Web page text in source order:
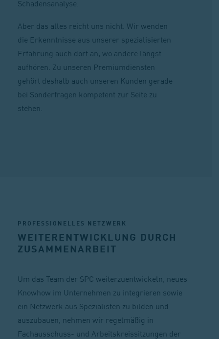
Schadensanalyse.
Aber das alles reicht uns nicht. Wir wenden
die Erkenntnisse aus unserer spezialisierten
Erfahrung auch dort an, wo andere längst
aufhören. Zu unseren Premiumdiensten
gehört deshalb auch unseren Kunden gerade
bei Sonderfragen kompetent zur Seite zu
stehen.
PROFESSIONELLES NETZWERK
WEITERENTWICKLUNG DURCH
ZUSAMMENARBEIT
Um das Team der SPC weiterzuentwickeln, neues
Knowhow im Unternehmen zu integrieren sowie
ein Netzwerk aus Spezialisten zu bilden und
auszubauen, nehmen wir regelmäßig in
Fachausschuss- und Arbeitskreissitzungen der